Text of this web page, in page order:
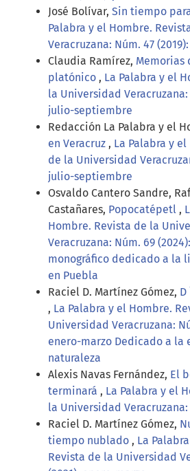
José Bolívar, Sin tiempo
Palabra y el Hombre.
Veracruzana: Núm. 47
Claudia Ramírez, Memorias
platónico , La Palabra y el
la Universidad Veracruzana:
julio-septiembre
Redacción La Palabra y el
en Veracruz , La Palabra y
de la Universidad
julio-septiembre
Osvaldo Cantero Sandre,
Castañares, Popocatépetl ,
Hombre. Revista de la
Veracruzana: Núm. 69
monográfico dedicado a la
en Puebla
Raciel D. Martínez Gómez, D
, La Palabra y el Hombre.
Universidad Veracruzana:
enero-marzo Dedicado a la
naturaleza
Alexis Navas Fernández, El
terminará , La Palabra y el
la Universidad Veracruzana:
Raciel D. Martínez Gómez,
tiempo nublado , La
Revista de la Universidad